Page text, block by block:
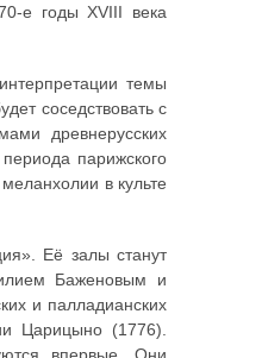
е годы XVIII века
темы
соседствовать с
древнерусских
парижского
в культе
Её залы станут
Баженовым и
и палладианских
Царицыно (1776).